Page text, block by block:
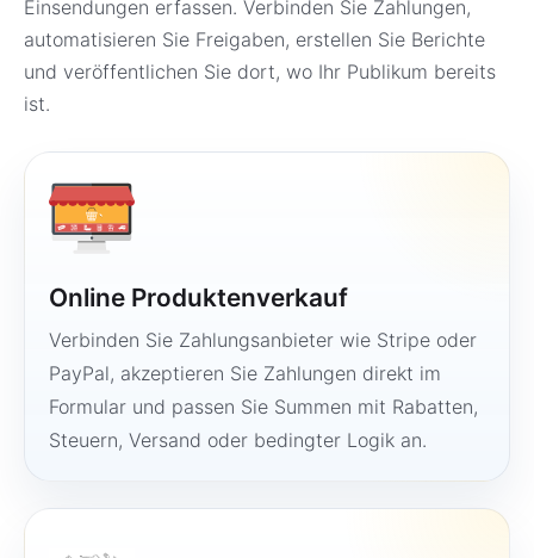
Einsendungen erfassen. Verbinden Sie Zahlungen,
automatisieren Sie Freigaben, erstellen Sie Berichte
und veröffentlichen Sie dort, wo Ihr Publikum bereits
ist.
Online Produktenverkauf
Verbinden Sie Zahlungsanbieter wie Stripe oder
PayPal, akzeptieren Sie Zahlungen direkt im
Formular und passen Sie Summen mit Rabatten,
Steuern, Versand oder bedingter Logik an.